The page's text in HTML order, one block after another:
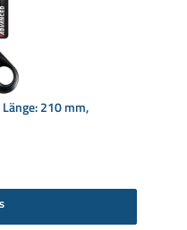
210 mm,